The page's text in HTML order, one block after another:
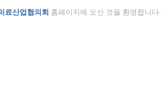
료산업협의회 홈페이지에 오신 것을 환영합니다.